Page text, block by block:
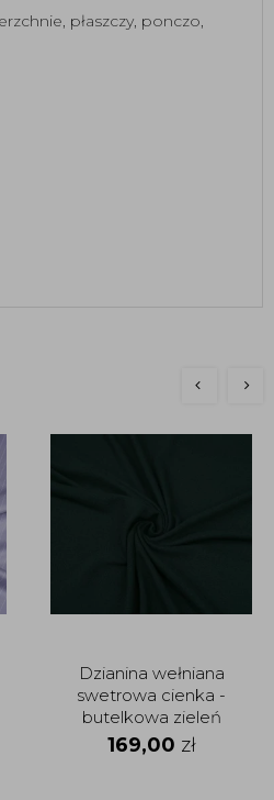
płaszczy, ponczo,
Dzianina wełniana
swetrowa cienka -
butelkowa zieleń
169,00 zł